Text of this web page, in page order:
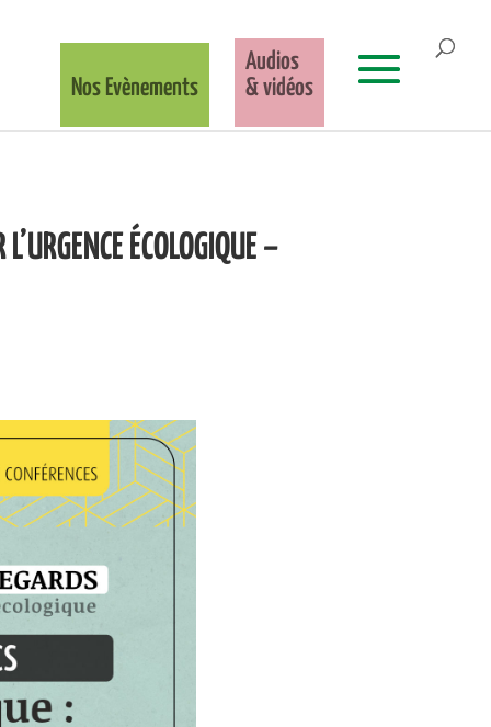
Nos Evènements
Audios
& vidéos
ÉCOLOGIQUE –